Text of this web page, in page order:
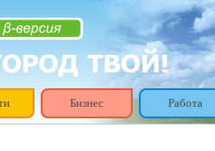
Бизнес Работа